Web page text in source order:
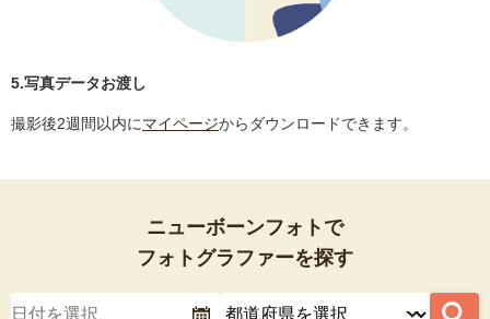
5.写真データお渡し
撮影後2週間以内にマイページからダウンロードできます。
ニューボーンフォトで
フォトグラファーを探す